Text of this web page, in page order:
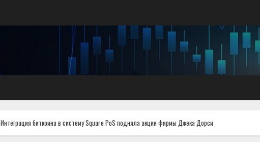
Интеграция биткоина в систему Square PoS подняла акции фирмы Джека Дорси